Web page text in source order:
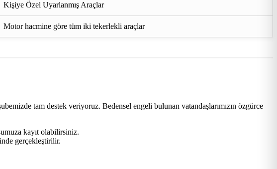
Kişiye Özel Uyarlanmış Araçlar
Motor hacmine göre tüm iki tekerlekli araçlar
tam destek veriyoruz. Bedensel engeli bulunan vatandaşlarımızın özgürce
kayıt olabilirsiniz.
gerçekleştirilir.